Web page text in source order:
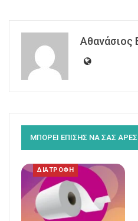
Αθανάσιος
ΜΠΟΡΕΙ ΕΠΙΣΗΣ ΝΑ ΣΑΣ
ΔΙΑΤΡΟΦΗ